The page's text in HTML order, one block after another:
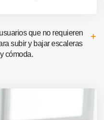
que no requieren
subir y bajar escaleras
cómoda.